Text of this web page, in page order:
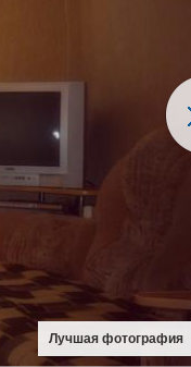
Лучшая фотография